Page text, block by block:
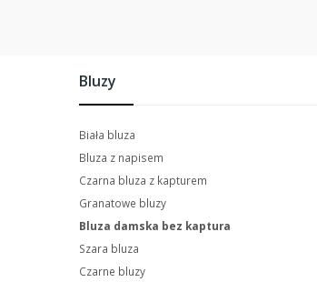
Bluzy
Biała bluza
Bluza z napisem
Czarna bluza z kapturem
Granatowe bluzy
Bluza damska bez kaptura
Szara bluza
Czarne bluzy